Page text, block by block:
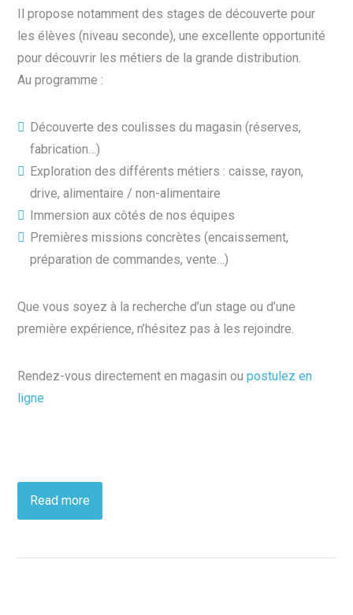
Il propose notamment des stages de découverte pour
les élèves (niveau seconde), une excellente opportunité
pour découvrir les métiers de la grande distribution.
Au programme :
Découverte des coulisses du magasin (réserves,
fabrication…)
Exploration des différents métiers : caisse, rayon,
drive, alimentaire / non-alimentaire
Immersion aux côtés de nos équipes
Premières missions concrètes (encaissement,
préparation de commandes, vente…)
Que vous soyez à la recherche d’un stage ou d’une
première expérience, n’hésitez pas à les rejoindre.
Rendez-vous directement en magasin oupostulez en
ligne
Read more